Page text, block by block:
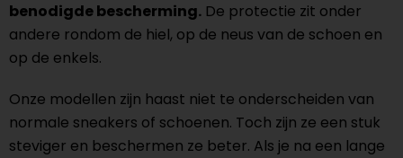
benodigde bescherming. De protectie zit onder
andere rondom de hiel, op de neus van de schoen en
op de enkels.
Onze modellen zijn haast niet te onderscheiden van
normale sneakers of schoenen. Toch zijn ze een stuk
steviger en beschermen ze beter. Als je na een lange